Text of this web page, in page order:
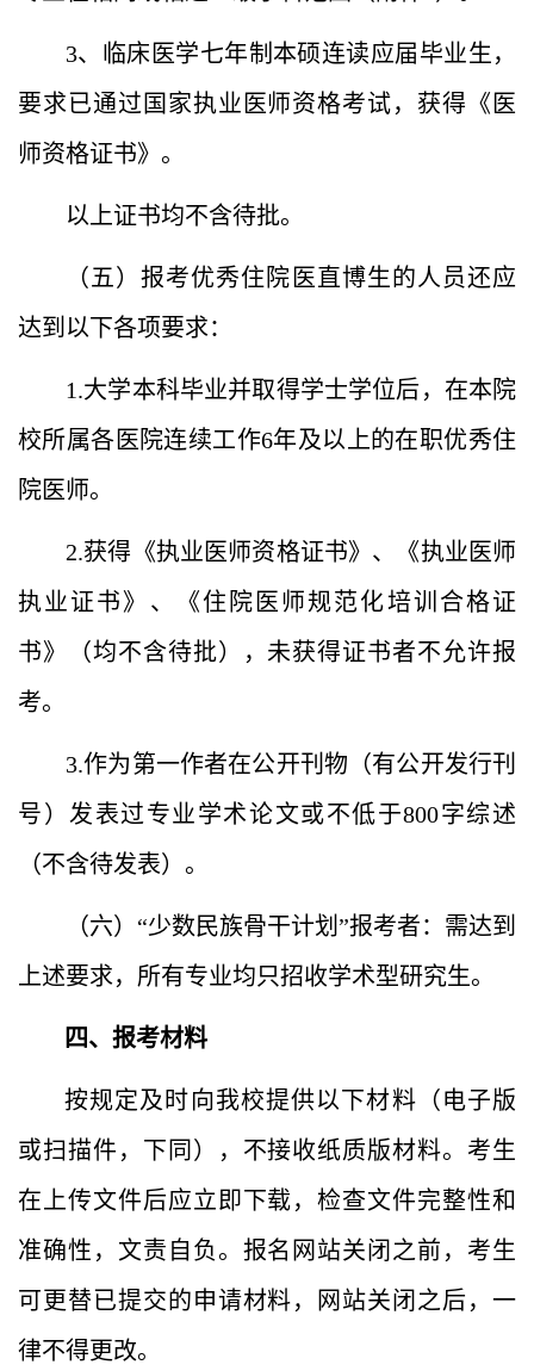
3、临床医学七年制本硕连读应届毕业生，
要求已通过国家执业医师资格考试，获得《医
师资格证书》。
以上证书均不含待批。
（五）报考优秀住院医直博生的人员还应
达到以下各项要求：
1.大学本科毕业并取得学士学位后，在本院
校所属各医院连续工作6年及以上的在职优秀住
院医师。
2.获得《执业医师资格证书》、《执业医师
执业证书》、《住院医师规范化培训合格证
书》（均不含待批），未获得证书者不允许报
考。
3.作为第一作者在公开刊物（有公开发行刊
号）发表过专业学术论文或不低于800字综述
（不含待发表）。
（六）“少数民族骨干计划”报考者：需达到
上述要求，所有专业均只招收学术型研究生。
四、报考材料
按规定及时向我校提供以下材料（电子版
或扫描件，下同），不接收纸质版材料。考生
在上传文件后应立即下载，检查文件完整性和
准确性，文责自负。报名网站关闭之前，考生
可更替已提交的申请材料，网站关闭之后，一
律不得更改。